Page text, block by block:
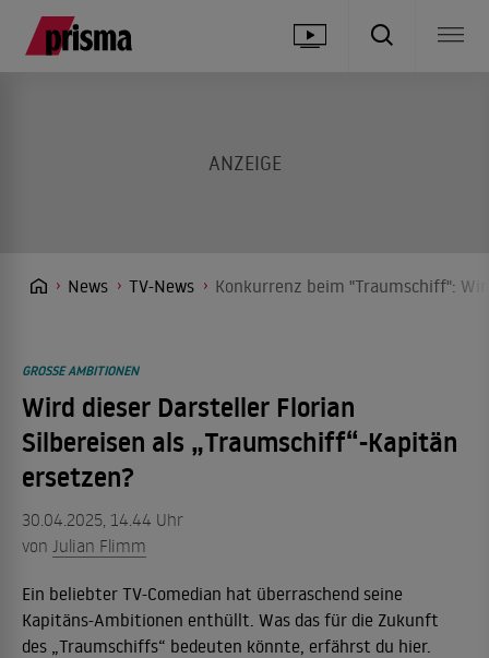
News TV-News Konkurrenz beim "Traumschiff":
GROSSE AMBITIONEN
Wird dieser Darsteller Florian
Silbereisen als „Traumschiff“-Kapitän
ersetzen?
30.04.2025, 14.44 Uhr
von Julian Flimm
Ein beliebter TV-Comedian hat überraschend seine
Kapitäns-Ambitionen enthüllt. Was das für die Zukunft
des „Traumschiffs“ bedeuten könnte, erfährst du hier.